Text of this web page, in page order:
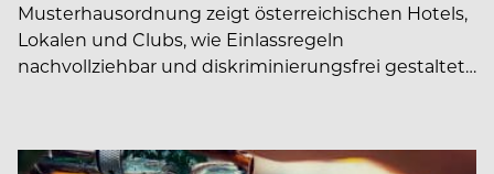
Musterhausordnung zeigt österreichischen Hotels,
Lokalen und Clubs, wie Einlassregeln
nachvollziehbar und diskriminierungsfrei gestaltet…